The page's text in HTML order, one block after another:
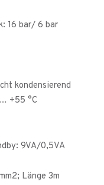
16 bar/ 6 bar
kondensierend
+55 °C
9VA/0,5VA
Länge 3m